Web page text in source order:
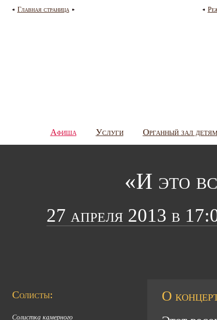
Главная страница
Афиша Услуги Органный зал
«И это
27 апреля 2013 в
Солисты:
Солистка камерного
О